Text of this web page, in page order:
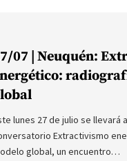
07 | Neuquén:
lunes 27 de julio se llevará
Extractivismo
global, un encuentro…